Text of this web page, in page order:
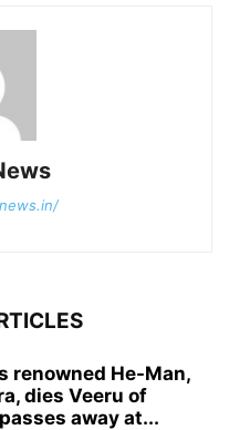
renowned He-Man,
dies Veeru of
away at...